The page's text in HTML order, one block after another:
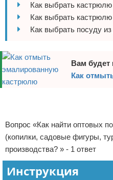
Сантехника
Безопасность
Стройматериалы
Разное
Как выбрать кастрюлю
Как выбрать
Как выбрать посуду
Вам будет
Как
Вопрос «Как найти оптовых
(копилки, садовые фигуры,
производства? » - 1 ответ
Инструкция